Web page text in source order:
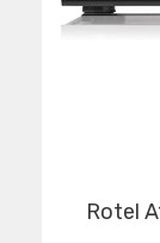
Rotel